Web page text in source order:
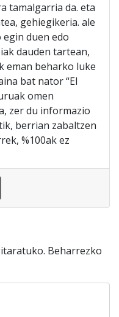
tamalgarria da. eta
gehiegikeria. ale
duen edo
dauden tartean,
eman beharko luke
bat nator “El
omen
zer du informazio
berrian zabaltzen
%100ak ez
Beharrezko